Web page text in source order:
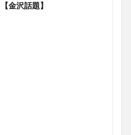
【金沢話題】